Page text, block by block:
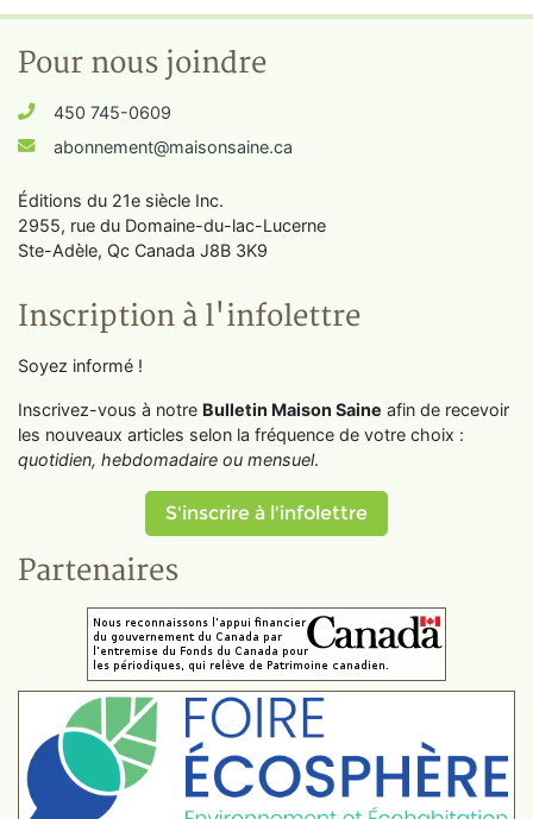
Pour nous joindre
450 745-0609
abonnement@maisonsaine.ca
Éditions du 21e siècle Inc.
2955, rue du Domaine-du-lac-Lucerne
Ste-Adèle, Qc Canada J8B 3K9
Inscription à l'infolettre
Soyez informé !
Inscrivez-vous à notre Bulletin Maison Saine afin de recevoir
les nouveaux articles selon la fréquence de votre choix :
quotidien, hebdomadaire ou mensuel.
S'inscrire à l'infolettre
Partenaires